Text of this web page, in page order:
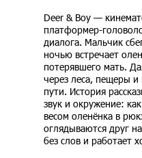
Deer & Boy —
платформер-
диалога. Мальчик
ночью встречает
потерявшего мать.
через леса, пещеры и
пути. История
звук и окружение:
весом оленёнка в
оглядываются друг
без слов и работает